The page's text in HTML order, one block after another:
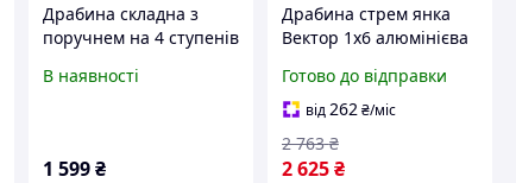
Драбина складна з
поручнем на 4 ступенів
саду
В наявності
1 599 ₴
Драбина стрем янка
Вектор 1х6 алюмінієва
120 кг для малярних і
монтажних робіт
Готово до відправки
від262₴/міс
2 625₴
2 763 ₴